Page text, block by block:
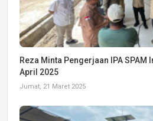
Reza Minta Pengerjaan IPA
April 2025
Jumat, 21 Maret 2025